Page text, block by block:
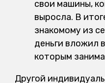
свои машины,
выросла. В
знакомому из
деньги вложил
которым
Другой